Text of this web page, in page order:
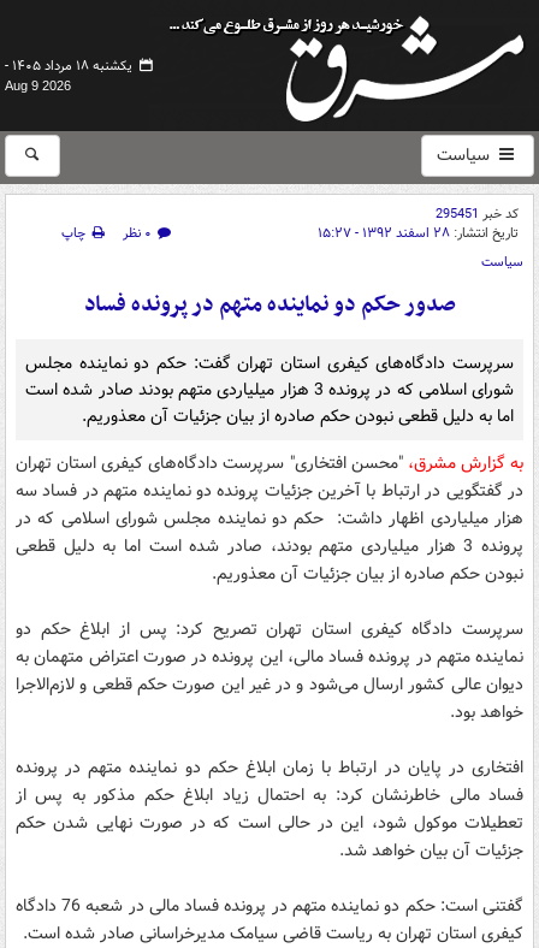
یکشنبه ۱۸ مرداد ۱۴۰۵ -
Aug 9 2026
سیاست
کد خبر 295451
تاریخ انتشار: ۲۸ اسفند ۱۳۹۲ - ۱۵:۲۷ ۰ نظر
چاپ
سیاست
صدور حکم دو نماینده متهم در پرونده فساد
سرپرست دادگاه‌‌های کیفری استان تهران گفت: حکم دو نماینده مجلس
شورای اسلامی که در پرونده 3 هزار میلیاردی متهم بودند صادر شده است
اما به دلیل قطعی نبودن حکم صادره از بیان جزئیات آن معذوریم.
به گزارش مشرق، "محسن افتخاری" سرپرست دادگاه‌‌های کیفری استان تهران
در گفتگویی در ارتباط با آخرین جزئیات پرونده دو نماینده متهم در فساد سه
هزار میلیاردی اظهار داشت: حکم دو نماینده مجلس شورای اسلامی که در
پرونده 3 هزار میلیاردی متهم بودند، صادر شده است اما به دلیل قطعی
نبودن حکم صادره از بیان جزئیات آن معذوریم.
سرپرست دادگاه‌ کیفری استان تهران تصریح کرد: پس از ابلاغ حکم دو
نماینده متهم در پرونده فساد مالی، این پرونده در صورت اعتراض متهمان به
دیوان عالی کشور ارسال می‌شود و در غیر این صورت حکم قطعی و لازم‌الاجرا
خواهد بود.
افتخاری در پایان در ارتباط با زمان ابلاغ حکم دو نماینده متهم در پرونده
فساد مالی خاطرنشان کرد: به احتمال زیاد ابلاغ حکم مذکور به پس از
تعطیلات موکول شود، این در حالی است که در صورت نهایی شدن حکم
جزئیات آن بیان خواهد شد.
گفتنی است: حکم دو نماینده متهم در پرونده فساد مالی در شعبه 76 دادگاه
کیفری استان تهران به ریاست قاضی سیامک مدیرخراسانی صادر شده است.